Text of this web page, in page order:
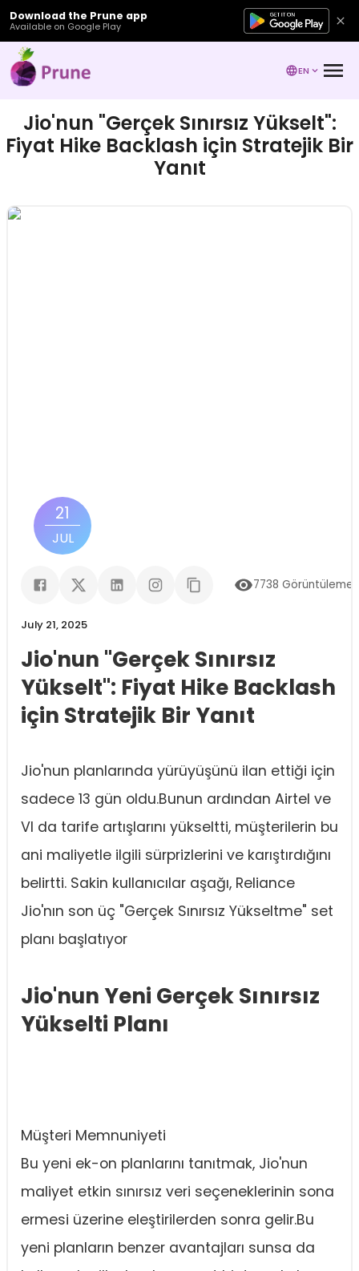
Download the Prune app
Available on Google Play
EN
Jio'nun "Gerçek Sınırsız Yükselt":
Fiyat Hike Backlash için Stratejik Bir
Yanıt
21
JUL
7738
July 21, 2025
Jio'nun "Gerçek Sınırsız
Yükselt": Fiyat Hike Backlash
için Stratejik Bir Yanıt
Jio'nun planlarında yürüyüşünü ilan ettiği için
sadece 13 gün oldu.Bunun ardından Airtel ve
VI da tarife artışlarını yükseltti, müşterilerin bu
ani maliyetle ilgili sürprizlerini ve karıştırdığını
belirtti. Sakin kullanıcılar aşağı, Reliance
Jio'nın son üç "Gerçek Sınırsız Yükseltme" set
planı başlatıyor
Jio'nun Yeni Gerçek Sınırsız
Yükselti Planı
Müşteri Memnuniyeti
Bu yeni ek-on planlarını tanıtmak, Jio'nun
maliyet etkin sınırsız veri seçeneklerinin sona
ermesi üzerine eleştirilerden sonra gelir.Bu
yeni planların benzer avantajları sunsa da